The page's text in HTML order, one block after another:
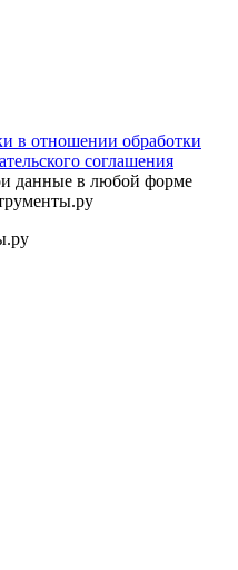
в отношении обработки
соглашения
данные в любой форме